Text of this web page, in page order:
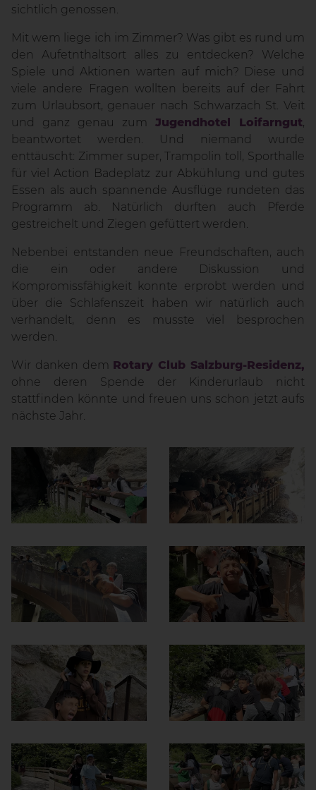
sichtlich genossen.
Mit wem liege ich im Zimmer? Was gibt es rund um
den Aufetnthaltsort alles zu entdecken? Welche
Spiele und Aktionen warten auf mich? Diese und
viele andere Fragen wollten bereits auf der Fahrt
zum Urlaubsort, genauer nach Schwarzach St. Veit
und ganz genau zum Jugendhotel Loifarngut,
beantwortet werden. Und niemand wurde
enttäuscht: Zimmer super, Trampolin toll, Sporthalle
für viel Action Badeplatz zur Abkühlung und gutes
Essen als auch spannende Ausflüge rundeten das
Programm ab. Natürlich durften auch Pferde
gestreichelt und Ziegen gefüttert werden.
Nebenbei entstanden neue Freundschaften, auch
die ein oder andere Diskussion und
Kompromissfähigkeit konnte erprobt werden und
über die Schlafenszeit haben wir natürlich auch
verhandelt, denn es musste viel besprochen
werden.
Wir danken dem Rotary Club Salzburg-Residenz,
ohne deren Spende der Kinderurlaub nicht
stattfinden könnte und freuen uns schon jetzt aufs
nächste Jahr.